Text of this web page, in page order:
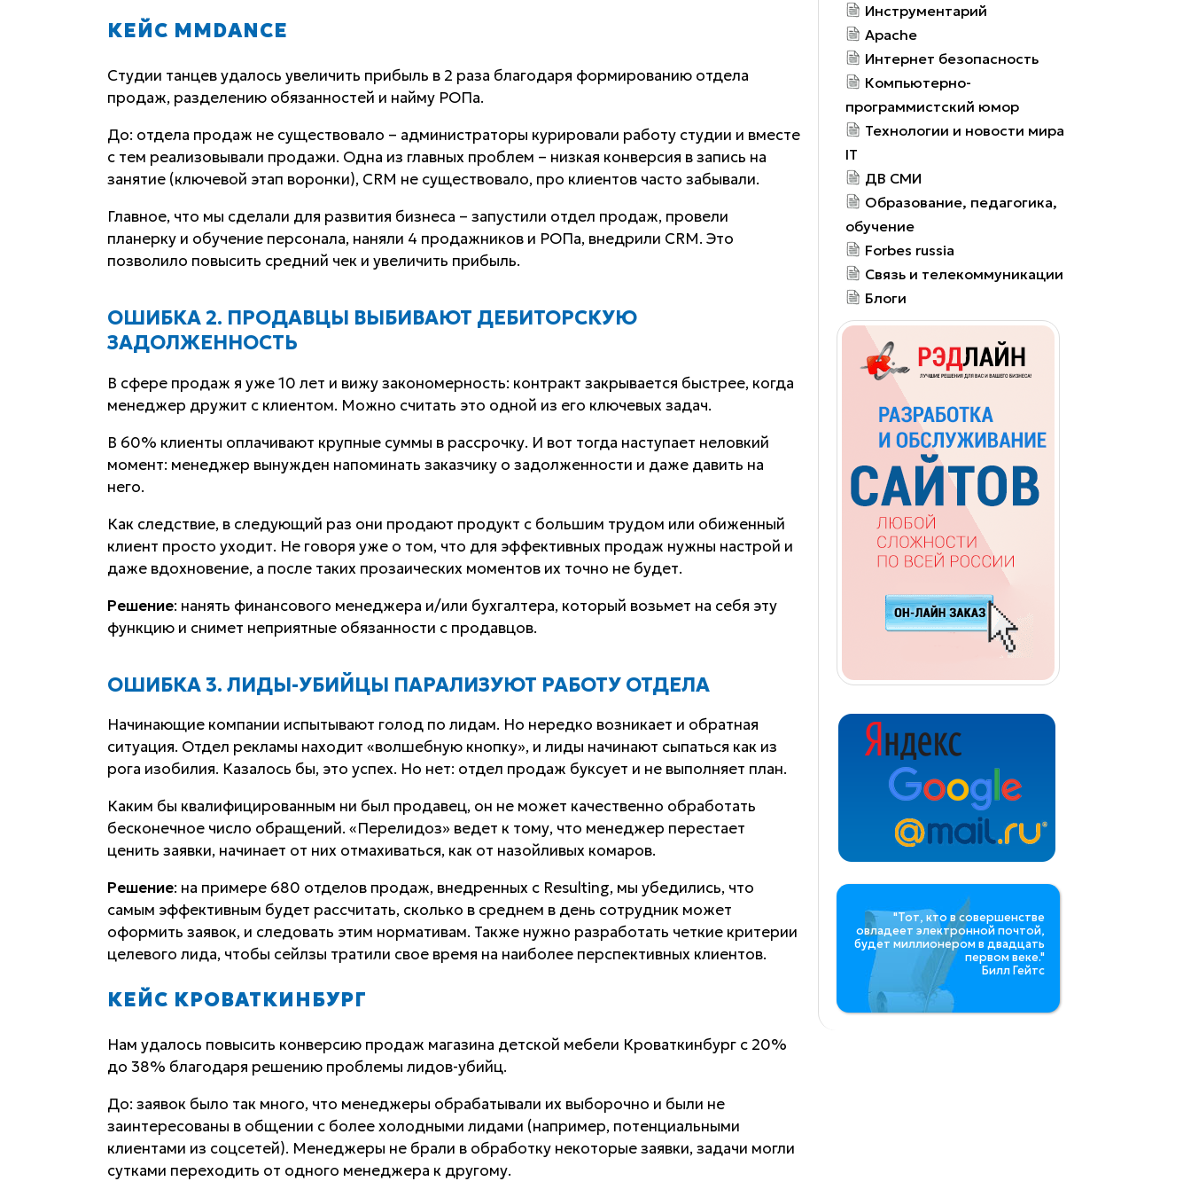
КЕЙС MMDANCE
Студии танцев удалось увеличить прибыль в 2 раза благодаря формированию отдела
продаж, разделению обязанностей и найму РОПа.
До: отдела продаж не существовало – администраторы курировали работу студии и вместе
с тем реализовывали продажи. Одна из главных проблем – низкая конверсия в запись на
занятие (ключевой этап воронки), CRM не существовало, про клиентов часто забывали.
Главное, что мы сделали для развития бизнеса – запустили отдел продаж, провели
планерку и обучение персонала, наняли 4 продажников и РОПа, внедрили CRM. Это
позволило повысить средний чек и увеличить прибыль.
ОШИБКА 2. ПРОДАВЦЫ ВЫБИВАЮТ ДЕБИТОРСКУЮ
ЗАДОЛЖЕННОСТЬ
В сфере продаж я уже 10 лет и вижу закономерность: контракт закрывается быстрее, когда
менеджер дружит с клиентом. Можно считать это одной из его ключевых задач.
В 60% клиенты оплачивают крупные суммы в рассрочку. И вот тогда наступает неловкий
момент: менеджер вынужден напоминать заказчику о задолженности и даже давить на
него.
Как следствие, в следующий раз они продают продукт с большим трудом или обиженный
клиент просто уходит. Не говоря уже о том, что для эффективных продаж нужны настрой и
даже вдохновение, а после таких прозаических моментов их точно не будет.
Решение: нанять финансового менеджера и/или бухгалтера, который возьмет на себя эту
функцию и снимет неприятные обязанности с продавцов.
ОШИБКА 3. ЛИДЫ-УБИЙЦЫ ПАРАЛИЗУЮТ РАБОТУ ОТДЕЛА
Начинающие компании испытывают голод по лидам. Но нередко возникает и обратная
ситуация. Отдел рекламы находит «волшебную кнопку», и лиды начинают сыпаться как из
рога изобилия. Казалось бы, это успех. Но нет: отдел продаж буксует и не выполняет план.
Каким бы квалифицированным ни был продавец, он не может качественно обработать
бесконечное число обращений. «Перелидоз» ведет к тому, что менеджер перестает
ценить заявки, начинает от них отмахиваться, как от назойливых комаров.
Решение: на примере 680 отделов продаж, внедренных с Resulting, мы убедились, что
самым эффективным будет рассчитать, сколько в среднем в день сотрудник может
оформить заявок, и следовать этим нормативам. Также нужно разработать четкие критерии
целевого лида, чтобы сейлзы тратили свое время на наиболее перспективных клиентов.
КЕЙС КРОВАТКИНБУРГ
Нам удалось повысить конверсию продаж магазина детской мебели Кроваткинбург с 20%
до 38% благодаря решению проблемы лидов-убийц.
До: заявок было так много, что менеджеры обрабатывали их выборочно и были не
заинтересованы в общении с более холодными лидами (например, потенциальными
клиентами из соцсетей). Менеджеры не брали в обработку некоторые заявки, задачи могли
сутками переходить от одного менеджера к другому.
Инструментарий
Apache
Интернет безопасность
Компьютерно-
программистский юмор
Технологии и новости мира
IT
ДВ СМИ
Образование, педагогика,
обучение
Forbes russia
Связь и телекоммуникации
Блоги
"Тот, кто в совершенстве
овладеет электронной почтой,
будет миллионером в двадцать
первом веке."
Билл Гейтс